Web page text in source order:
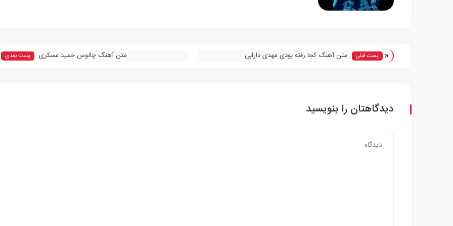
« پست قبلی متن آهنگ کجا رفته بودی مهدی دارابی متن آهنگ چالوس حمید عسکری پست بعدی
دیدگاهتان را بنویسید